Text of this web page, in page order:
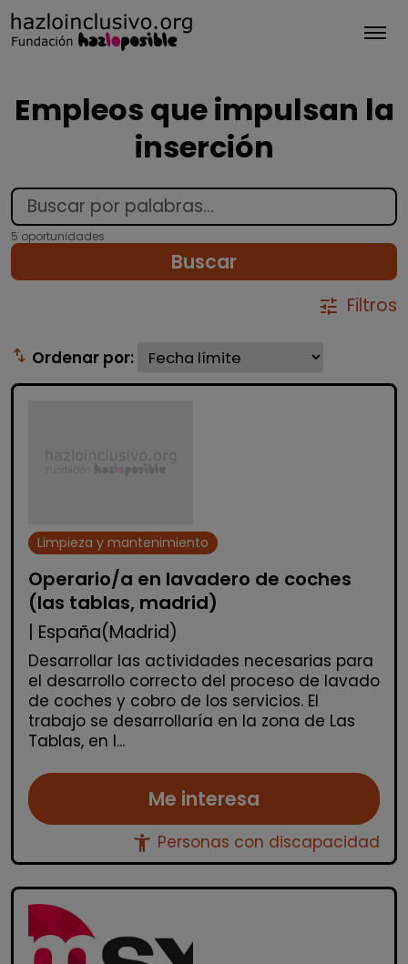
Empleos que impulsan la
inserción
5 oportunidades
Buscar
tune Filtros
swap_vert Ordenar por:
Limpieza y mantenimiento
Operario/a en lavadero de coches
(las tablas, madrid)
| España(Madrid)
Desarrollar las actividades necesarias para
el desarrollo correcto del proceso de lavado
de coches y cobro de los servicios. El
trabajo se desarrollaría en la zona de Las
Tablas, en l...
Me interesa
accessibility_new Personas con discapacidad